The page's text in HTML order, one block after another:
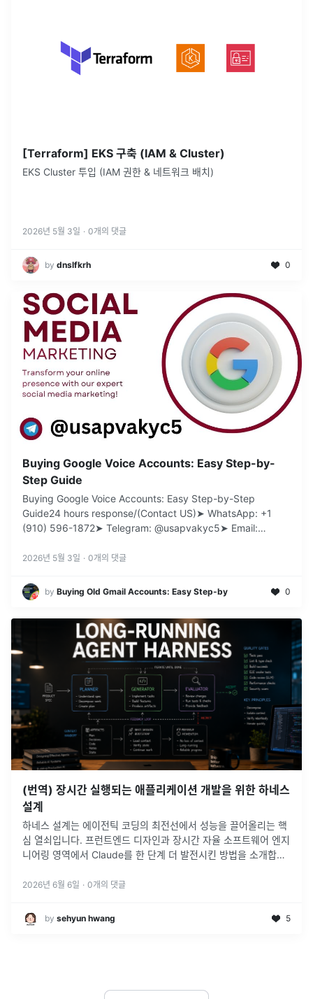
[Terraform] EKS 구축 (IAM & Cluster)
EKS Cluster 투입 (IAM 권한 & 네트워크 배치)
2026년 5월 3일 · 0개의 댓글
by dnslfkrh 0
Buying Google Voice Accounts: Easy Step-by-
Step Guide
Buying Google Voice Accounts: Easy Step-by-Step
Guide24 hours response/(Contact US)➤ WhatsApp: +1
(910) 596-1872➤ Telegram: @usapvakyc5➤ Email:
2026년 5월 3일 · 0개의 댓글
by Buying Old Gmail Accounts: Easy Step-by 0
(번역) 장시간 실행되는 애플리케이션 개발을 위한 하네스
설계
하네스 설계는 에이전틱 코딩의 최전선에서 성능을 끌어올리는 핵
심 열쇠입니다. 프런트엔드 디자인과 장시간 자율 소프트웨어 엔지
니어링 영역에서 Claude를 한 단계 더 발전시킨 방법을 소개합니
2026년 6월 6일 · 0개의 댓글
by sehyun hwang 5